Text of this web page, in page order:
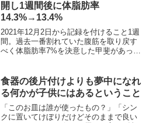
開し1週間後に体脂肪率
14.3%→13.4%
2021年12月2日から記録を付けること1週
間。過去一番割れていた腹筋を取り戻す
べく体脂肪率7%を決意した甲斐があっ
と揺るぎないやる気があれば叶えられ
る。 人にどう見ら...
食器の後片付けよりも夢中になれ
る何かが子供にはあるということ
「このお皿は誰が使ったもの？」「シン
クに置いてけぼりだけどそのままで良い